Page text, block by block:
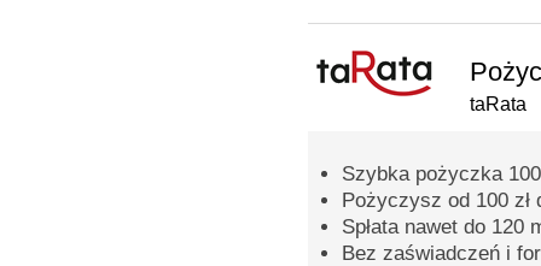
taRata
Szybka pożyczka
Pożyczysz od 100 zł
Spłata nawet do 120
Bez zaświadczeń i